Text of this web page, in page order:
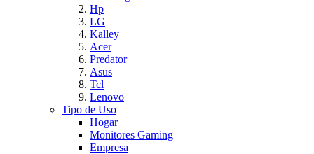
Hp
LG
Kalley
Acer
Predator
Asus
Tcl
Lenovo
Tipo de Uso
Hogar
Monitores Gaming
Empresa